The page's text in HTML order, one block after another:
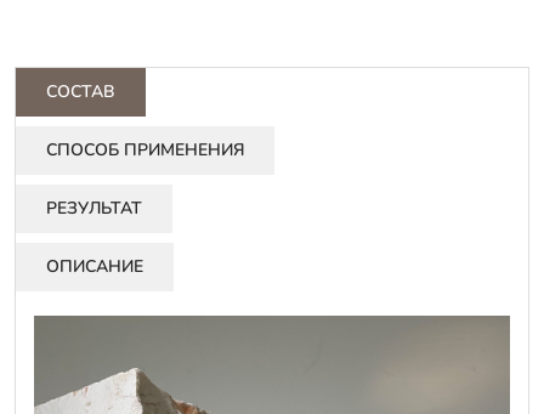
СОСТАВ
СПОСОБ ПРИМЕНЕНИЯ
РЕЗУЛЬТАТ
ОПИСАНИЕ